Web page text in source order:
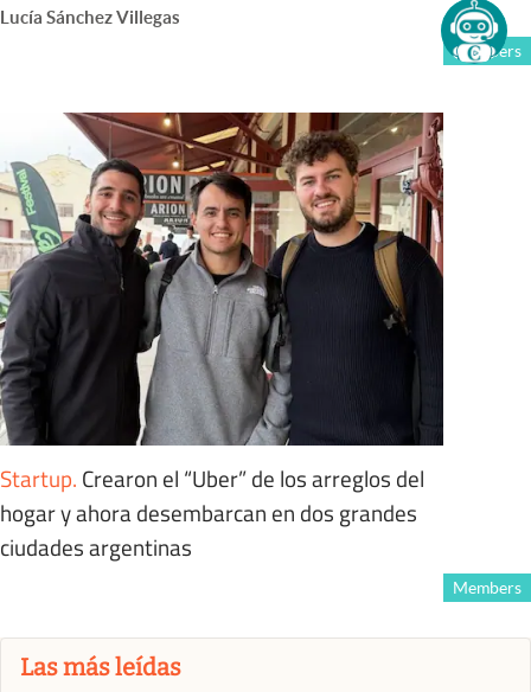
Lucía Sánchez Villegas
Members
Startup. Crearon el “Uber” de los arreglos del
hogar y ahora desembarcan en dos grandes
ciudades argentinas
Members
Las más leídas